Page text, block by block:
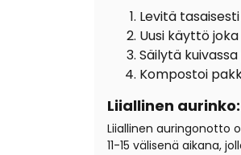
Levitä
Uusi käyttö
Säilytä
Kompostoi
Liiallinen
Liiallinen auringonotto
11-15 välisenä aikana,